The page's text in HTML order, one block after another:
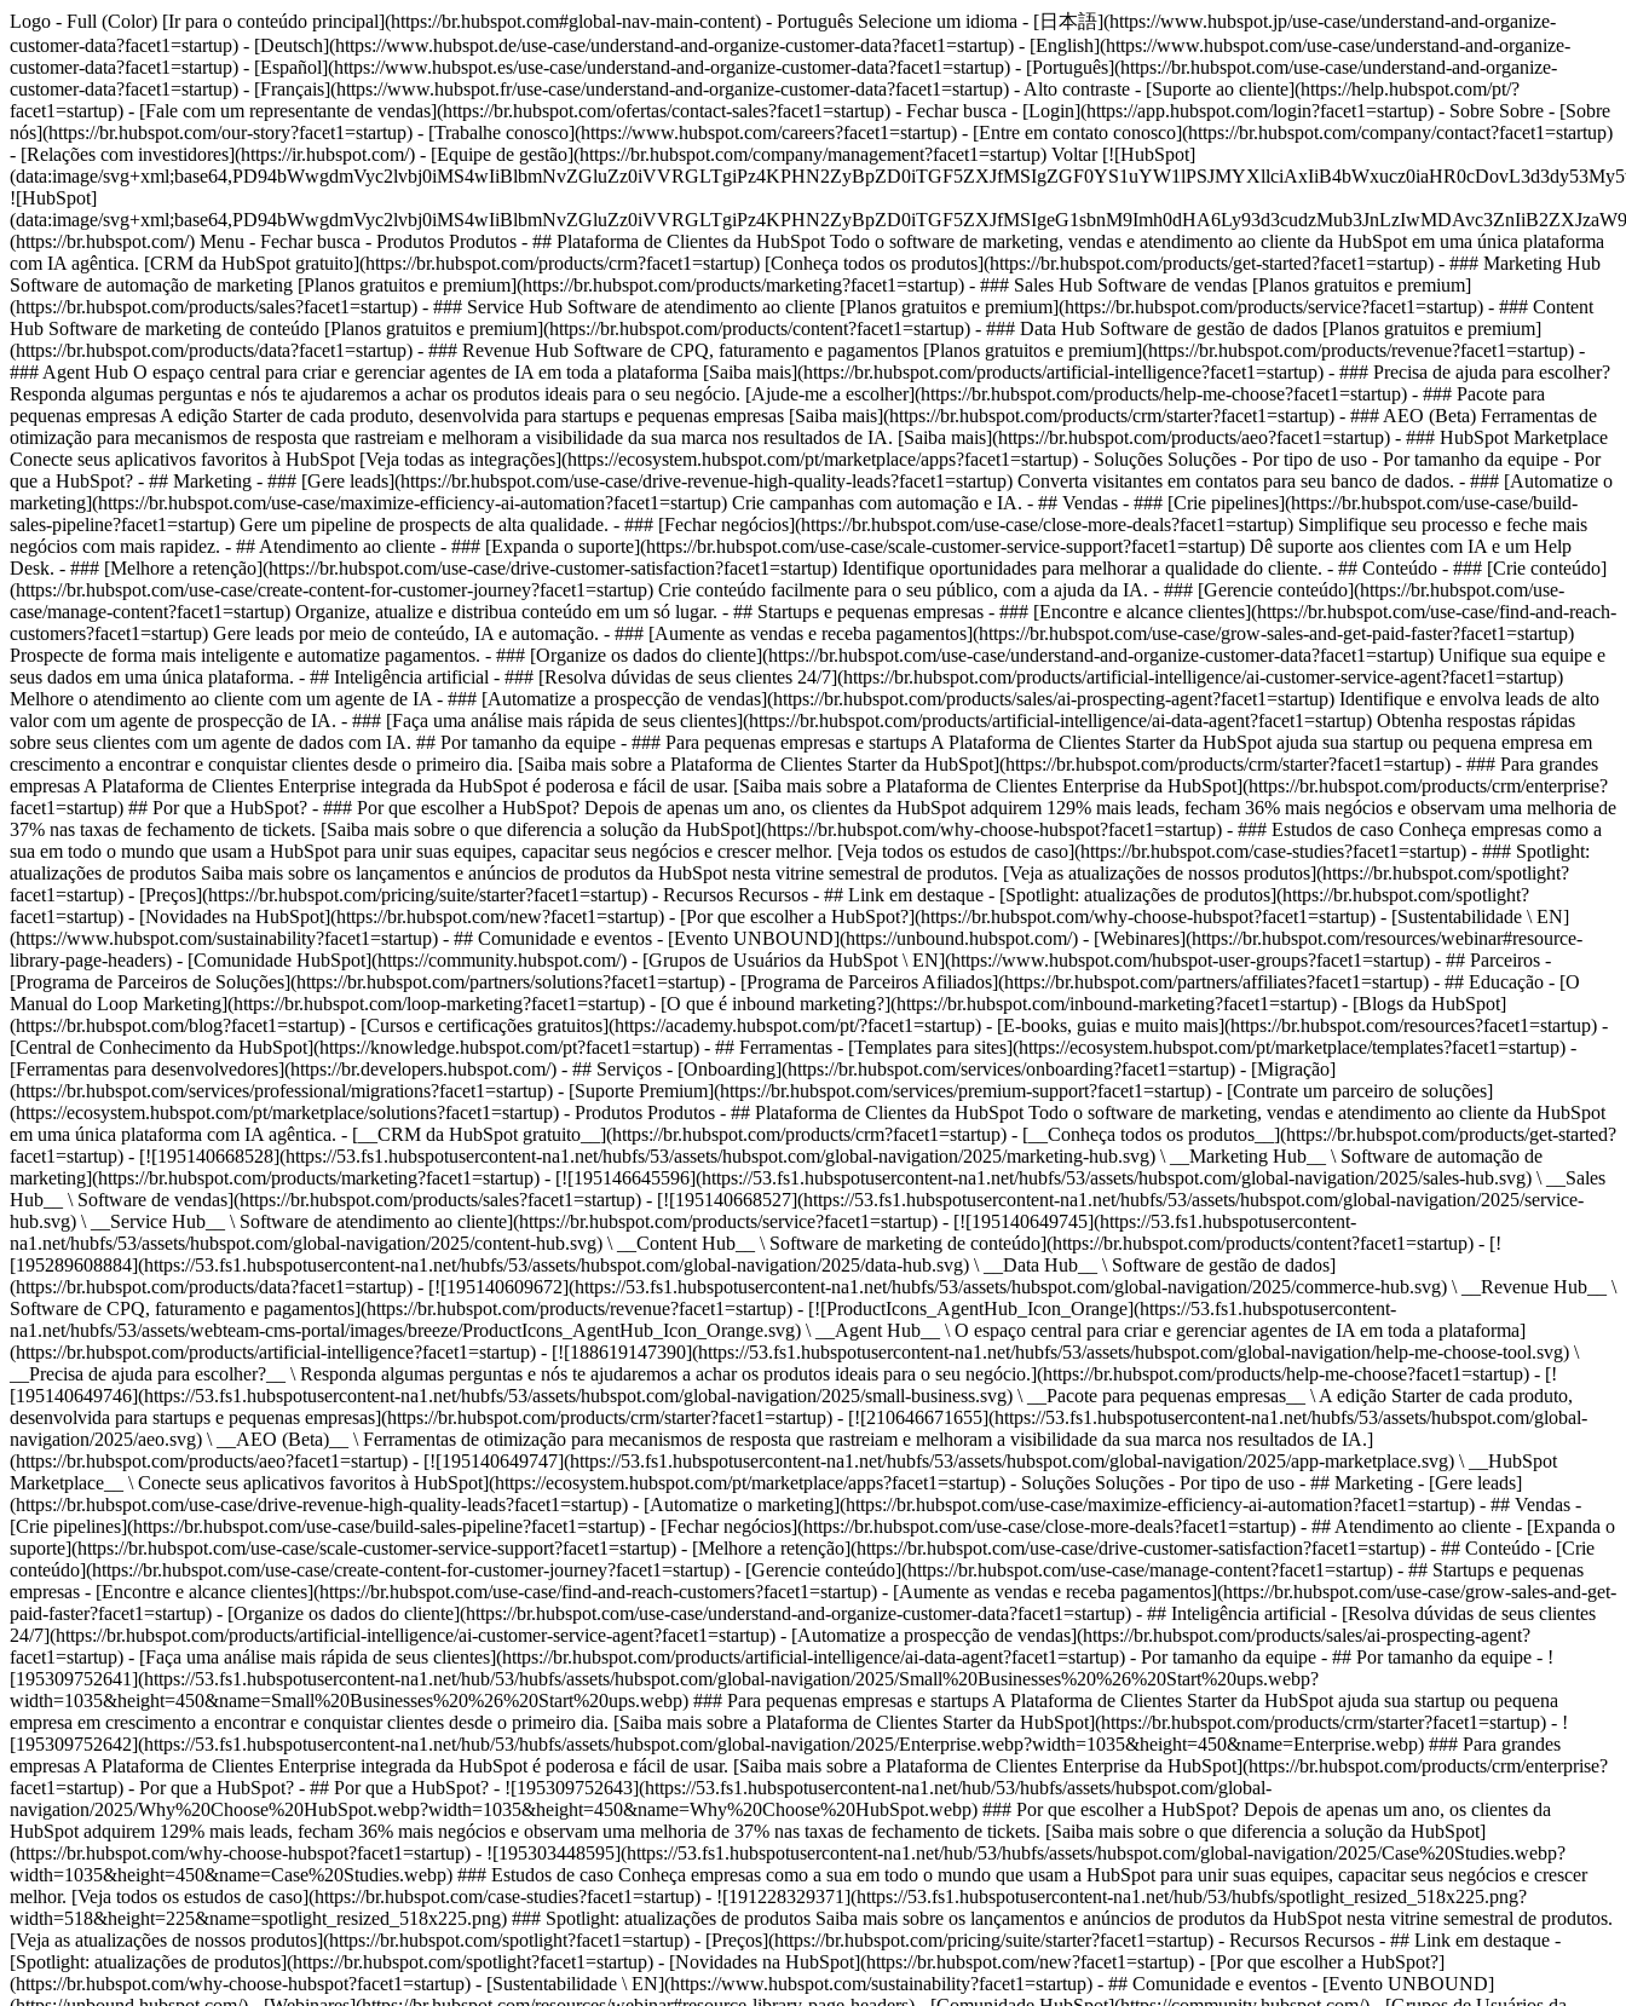
Logo - Full (Color) [Ir para o conteúdo principal](https://br.hubspot.com#global-nav-main-content) - Português Selecione um idioma - [日本語](https://www.hubspot.jp/use-case/understand-and-organize-
customer-data?facet1=startup) - [Deutsch](https://www.hubspot.de/use-case/understand-and-organize-customer-data?facet1=startup) - [English](https://www.hubspot.com/use-case/understand-and-organize-
customer-data?facet1=startup) - [Español](https://www.hubspot.es/use-case/understand-and-organize-customer-data?facet1=startup) - [Português](https://br.hubspot.com/use-case/understand-and-organize-
customer-data?facet1=startup) - [Français](https://www.hubspot.fr/use-case/understand-and-organize-customer-data?facet1=startup) - Alto contraste - [Suporte ao cliente](https://help.hubspot.com/pt/?
facet1=startup) - [Fale com um representante de vendas](https://br.hubspot.com/ofertas/contact-sales?facet1=startup) - Fechar busca - [Login](https://app.hubspot.com/login?facet1=startup) - Sobre Sobre - [Sobre
nós](https://br.hubspot.com/our-story?facet1=startup) - [Trabalhe conosco](https://www.hubspot.com/careers?facet1=startup) - [Entre em contato conosco](https://br.hubspot.com/company/contact?facet1=startup)
- [Relações com investidores](https://ir.hubspot.com/) - [Equipe de gestão](https://br.hubspot.com/company/management?facet1=startup) Voltar [![HubSpot]
(data:image/
![HubSpot]
(data:image/
(https://br.hubspot.com/) Menu - Fechar busca - Produtos Produtos - ## Plataforma de Clientes da HubSpot Todo o software de marketing, vendas e atendimento ao cliente da HubSpot em uma única plataforma
com IA agêntica. [CRM da HubSpot gratuito](https://br.hubspot.com/products/crm?facet1=startup) [Conheça todos os produtos](https://br.hubspot.com/products/get-started?facet1=startup) - ### Marketing Hub
Software de automação de marketing [Planos gratuitos e premium](https://br.hubspot.com/products/marketing?facet1=startup) - ### Sales Hub Software de vendas [Planos gratuitos e premium]
(https://br.hubspot.com/products/sales?facet1=startup) - ### Service Hub Software de atendimento ao cliente [Planos gratuitos e premium](https://br.hubspot.com/products/service?facet1=startup) - ### Content
Hub Software de marketing de conteúdo [Planos gratuitos e premium](https://br.hubspot.com/products/content?facet1=startup) - ### Data Hub Software de gestão de dados [Planos gratuitos e premium]
(https://br.hubspot.com/products/data?facet1=startup) - ### Revenue Hub Software de CPQ, faturamento e pagamentos [Planos gratuitos e premium](https://br.hubspot.com/products/revenue?facet1=startup) -
### Agent Hub O espaço central para criar e gerenciar agentes de IA em toda a plataforma [Saiba mais](https://br.hubspot.com/products/artificial-intelligence?facet1=startup) - ### Precisa de ajuda para escolher?
Responda algumas perguntas e nós te ajudaremos a achar os produtos ideais para o seu negócio. [Ajude-me a escolher](https://br.hubspot.com/products/help-me-choose?facet1=startup) - ### Pacote para
pequenas empresas A edição Starter de cada produto, desenvolvida para startups e pequenas empresas [Saiba mais](https://br.hubspot.com/products/crm/starter?facet1=startup) - ### AEO (Beta) Ferramentas de
otimização para mecanismos de resposta que rastreiam e melhoram a visibilidade da sua marca nos resultados de IA. [Saiba mais](https://br.hubspot.com/products/aeo?facet1=startup) - ### HubSpot Marketplace
Conecte seus aplicativos favoritos à HubSpot [Veja todas as integrações](https://ecosystem.hubspot.com/pt/marketplace/apps?facet1=startup) - Soluções Soluções - Por tipo de uso - Por tamanho da equipe - Por
que a HubSpot? - ## Marketing - ### [Gere leads](https://br.hubspot.com/use-case/drive-revenue-high-quality-leads?facet1=startup) Converta visitantes em contatos para seu banco de dados. - ### [Automatize o
marketing](https://br.hubspot.com/use-case/maximize-efficiency-ai-automation?facet1=startup) Crie campanhas com automação e IA. - ## Vendas - ### [Crie pipelines](https://br.hubspot.com/use-case/build-
sales-pipeline?facet1=startup) Gere um pipeline de prospects de alta qualidade. - ### [Fechar negócios](https://br.hubspot.com/use-case/close-more-deals?facet1=startup) Simplifique seu processo e feche mais
negócios com mais rapidez. - ## Atendimento ao cliente - ### [Expanda o suporte](https://br.hubspot.com/use-case/scale-customer-service-support?facet1=startup) Dê suporte aos clientes com IA e um Help
Desk. - ### [Melhore a retenção](https://br.hubspot.com/use-case/drive-customer-satisfaction?facet1=startup) Identifique oportunidades para melhorar a qualidade do cliente. - ## Conteúdo - ### [Crie conteúdo]
(https://br.hubspot.com/use-case/create-content-for-customer-journey?facet1=startup) Crie conteúdo facilmente para o seu público, com a ajuda da IA. - ### [Gerencie conteúdo](https://br.hubspot.com/use-
case/manage-content?facet1=startup) Organize, atualize e distribua conteúdo em um só lugar. - ## Startups e pequenas empresas - ### [Encontre e alcance clientes](https://br.hubspot.com/use-case/find-and-reach-
customers?facet1=startup) Gere leads por meio de conteúdo, IA e automação. - ### [Aumente as vendas e receba pagamentos](https://br.hubspot.com/use-case/grow-sales-and-get-paid-faster?facet1=startup)
Prospecte de forma mais inteligente e automatize pagamentos. - ### [Organize os dados do cliente](https://br.hubspot.com/use-case/understand-and-organize-customer-data?facet1=startup) Unifique sua equipe e
seus dados em uma única plataforma. - ## Inteligência artificial - ### [Resolva dúvidas de seus clientes 24/7](https://br.hubspot.com/products/artificial-intelligence/ai-customer-service-agent?facet1=startup)
Melhore o atendimento ao cliente com um agente de IA - ### [Automatize a prospecção de vendas](https://br.hubspot.com/products/sales/ai-prospecting-agent?facet1=startup) Identifique e envolva leads de alto
valor com um agente de prospecção de IA. - ### [Faça uma análise mais rápida de seus clientes](https://br.hubspot.com/products/artificial-intelligence/ai-data-agent?facet1=startup) Obtenha respostas rápidas
sobre seus clientes com um agente de dados com IA. ## Por tamanho da equipe - ### Para pequenas empresas e startups A Plataforma de Clientes Starter da HubSpot ajuda sua startup ou pequena empresa em
crescimento a encontrar e conquistar clientes desde o primeiro dia. [Saiba mais sobre a Plataforma de Clientes Starter da HubSpot](https://br.hubspot.com/products/crm/starter?facet1=startup) - ### Para grandes
empresas A Plataforma de Clientes Enterprise integrada da HubSpot é poderosa e fácil de usar. [Saiba mais sobre a Plataforma de Clientes Enterprise da HubSpot](https://br.hubspot.com/products/crm/enterprise?
facet1=startup) ## Por que a HubSpot? - ### Por que escolher a HubSpot? Depois de apenas um ano, os clientes da HubSpot adquirem 129% mais leads, fecham 36% mais negócios e observam uma melhoria de
37% nas taxas de fechamento de tickets. [Saiba mais sobre o que diferencia a solução da HubSpot](https://br.hubspot.com/why-choose-hubspot?facet1=startup) - ### Estudos de caso Conheça empresas como a
sua em todo o mundo que usam a HubSpot para unir suas equipes, capacitar seus negócios e crescer melhor. [Veja todos os estudos de caso](https://br.hubspot.com/case-studies?facet1=startup) - ### Spotlight:
atualizações de produtos Saiba mais sobre os lançamentos e anúncios de produtos da HubSpot nesta vitrine semestral de produtos. [Veja as atualizações de nossos produtos](https://br.hubspot.com/spotlight?
facet1=startup) - [Preços](https://br.hubspot.com/pricing/suite/starter?facet1=startup) - Recursos Recursos - ## Link em destaque - [Spotlight: atualizações de produtos](https://br.hubspot.com/spotlight?
facet1=startup) - [Novidades na HubSpot](https://br.hubspot.com/new?facet1=startup) - [Por que escolher a HubSpot?](https://br.hubspot.com/why-choose-hubspot?facet1=startup) - [Sustentabilidade \ EN]
(https://www.hubspot.com/sustainability?facet1=startup) - ## Comunidade e eventos - [Evento UNBOUND](https://unbound.hubspot.com/) - [Webinares](https://br.hubspot.com/resources/webinar#resource-
library-page-headers) - [Comunidade HubSpot](https://community.hubspot.com/) - [Grupos de Usuários da HubSpot \ EN](https://www.hubspot.com/hubspot-user-groups?facet1=startup) - ## Parceiros -
[Programa de Parceiros de Soluções](https://br.hubspot.com/partners/solutions?facet1=startup) - [Programa de Parceiros Afiliados](https://br.hubspot.com/partners/affiliates?facet1=startup) - ## Educação - [O
Manual do Loop Marketing](https://br.hubspot.com/loop-marketing?facet1=startup) - [O que é inbound marketing?](https://br.hubspot.com/inbound-marketing?facet1=startup) - [Blogs da HubSpot]
(https://br.hubspot.com/blog?facet1=startup) - [Cursos e certificações gratuitos](https://academy.hubspot.com/pt/?facet1=startup) - [E-books, guias e muito mais](https://br.hubspot.com/resources?facet1=startup) -
[Central de Conhecimento da HubSpot](https://knowledge.hubspot.com/pt?facet1=startup) - ## Ferramentas - [Templates para sites](https://ecosystem.hubspot.com/pt/marketplace/templates?facet1=startup) -
[Ferramentas para desenvolvedores](https://br.developers.hubspot.com/) - ## Serviços - [Onboarding](https://br.hubspot.com/services/onboarding?facet1=startup) - [Migração]
(https://br.hubspot.com/services/professional/migrations?facet1=startup) - [Suporte Premium](https://br.hubspot.com/services/premium-support?facet1=startup) - [Contrate um parceiro de soluções]
(https://ecosystem.hubspot.com/pt/marketplace/solutions?facet1=startup) - Produtos Produtos - ## Plataforma de Clientes da HubSpot Todo o software de marketing, vendas e atendimento ao cliente da HubSpot em uma única plataforma com IA agêntica. - [__CRM da HubSpot gratuito__](https://br.hubspot.com/products/crm?facet1=startup) - [__Conheça todos os produtos__](https://br.hubspot.com/products/get-started?facet1=startup) - [![195140668528](https://53.fs1.hubspotusercontent-na1.net/hubfs/53/assets/hubspot.com/global-navigation/2025/marketing-hub.svg) \ __Marketing Hub__ \ Software de automação de marketing](https://br.hubspot.com/products/marketing?facet1=startup) - [![195146645596](https://53.fs1.hubspotusercontent-na1.net/hubfs/53/assets/hubspot.com/global-navigation/2025/sales-hub.svg) \ __Sales Hub__ \ Software de vendas](https://br.hubspot.com/products/sales?facet1=startup) - [![195140668527](https://53.fs1.hubspotusercontent-na1.net/hubfs/53/assets/hubspot.com/global-navigation/2025/service-hub.svg) \ __Service Hub__ \ Software de atendimento ao cliente](https://br.hubspot.com/products/service?facet1=startup) - [![195140649745](https://53.fs1.hubspotusercontent-na1.net/hubfs/53/assets/hubspot.com/global-navigation/2025/content-hub.svg) \ __Content Hub__ \ Software de marketing de conteúdo](https://br.hubspot.com/products/content?facet1=startup) - [![195289608884](https://53.fs1.hubspotusercontent-na1.net/hubfs/53/assets/hubspot.com/global-navigation/2025/data-hub.svg) \ __Data Hub__ \ Software de gestão de dados](https://br.hubspot.com/products/data?facet1=startup) - [![195140609672](https://53.fs1.hubspotusercontent-na1.net/hubfs/53/assets/hubspot.com/global-navigation/2025/commerce-hub.svg) \ __Revenue Hub__ \ Software de CPQ, faturamento e pagamentos](https://br.hubspot.com/products/revenue?facet1=startup) - [![ProductIcons_AgentHub_Icon_Orange](https://53.fs1.hubspotusercontent-na1.net/hubfs/53/assets/webteam-cms-portal/images/breeze/ProductIcons_AgentHub_Icon_Orange.svg) \ __Agent Hub__ \ O espaço central para criar e gerenciar agentes de IA em toda a plataforma](https://br.hubspot.com/products/artificial-intelligence?facet1=startup) - [![188619147390](https://53.fs1.hubspotusercontent-na1.net/hubfs/53/assets/hubspot.com/global-navigation/help-me-choose-tool.svg) \ __Precisa de ajuda para escolher?__ \ Responda algumas perguntas e nós te ajudaremos a achar os produtos ideais para o seu negócio.](https://br.hubspot.com/products/help-me-choose?facet1=startup) - [![195140649746](https://53.fs1.hubspotusercontent-na1.net/hubfs/53/assets/hubspot.com/global-navigation/2025/small-business.svg) \ __Pacote para pequenas empresas__ \ A edição Starter de cada produto, desenvolvida para startups e pequenas empresas](https://br.hubspot.com/products/crm/starter?facet1=startup) - [![210646671655](https://53.fs1.hubspotusercontent-na1.net/hubfs/53/assets/hubspot.com/global-navigation/2025/aeo.svg) \ __AEO (Beta)__ \ Ferramentas de otimização para mecanismos de resposta que rastreiam e melhoram a visibilidade da sua marca nos resultados de IA.](https://br.hubspot.com/products/aeo?facet1=startup) - [![195140649747](https://53.fs1.hubspotusercontent-na1.net/hubfs/53/assets/hubspot.com/global-navigation/2025/app-marketplace.svg) \ __HubSpot Marketplace__ \ Conecte seus aplicativos favoritos à HubSpot](https://ecosystem.hubspot.com/pt/marketplace/apps?facet1=startup) - Soluções Soluções - Por tipo de uso - ## Marketing - [Gere leads](https://br.hubspot.com/use-case/drive-revenue-high-quality-leads?facet1=startup) - [Automatize o marketing](https://br.hubspot.com/use-case/maximize-efficiency-ai-automation?facet1=startup) - ## Vendas - [Crie pipelines](https://br.hubspot.com/use-case/build-sales-pipeline?facet1=startup) - [Fechar negócios](https://br.hubspot.com/use-case/close-more-deals?facet1=startup) - ## Atendimento ao cliente - [Expanda o suporte](https://br.hubspot.com/use-case/scale-customer-service-support?facet1=startup) - [Melhore a retenção](https://br.hubspot.com/use-case/drive-customer-satisfaction?facet1=startup) - ## Conteúdo - [Crie conteúdo](https://br.hubspot.com/use-case/create-content-for-customer-journey?facet1=startup) - [Gerencie conteúdo](https://br.hubspot.com/use-case/manage-content?facet1=startup) - ## Startups e pequenas empresas - [Encontre e alcance clientes](https://br.hubspot.com/use-case/find-and-reach-customers?facet1=startup) - [Aumente as vendas e receba pagamentos](https://br.hubspot.com/use-case/grow-sales-and-get-paid-faster?facet1=startup) - [Organize os dados do cliente](https://br.hubspot.com/use-case/understand-and-organize-customer-data?facet1=startup) - ## Inteligência artificial - [Resolva dúvidas de seus clientes 24/7](https://br.hubspot.com/products/artificial-intelligence/ai-customer-service-agent?facet1=startup) - [Automatize a prospecção de vendas](https://br.hubspot.com/products/sales/ai-prospecting-agent?facet1=startup) - [Faça uma análise mais rápida de seus clientes](https://br.hubspot.com/products/artificial-intelligence/ai-data-agent?facet1=startup) - Por tamanho da equipe - ## Por tamanho da equipe - ![195309752641](https://53.fs1.hubspotusercontent-na1.net/hub/53/hubfs/assets/hubspot.com/global-navigation/2025/Small%20Businesses%20%26%20Start%20ups.webp?width=1035&height=450&name=Small%20Businesses%20%26%20Start%20ups.webp) ### Para pequenas empresas e startups A Plataforma de Clientes Starter da HubSpot ajuda sua startup ou pequena empresa em crescimento a encontrar e conquistar clientes desde o primeiro dia. [Saiba mais sobre a Plataforma de Clientes Starter da HubSpot](https://br.hubspot.com/products/crm/starter?facet1=startup) - ![195309752642](https://53.fs1.hubspotusercontent-na1.net/hub/53/hubfs/assets/hubspot.com/global-navigation/2025/Enterprise.webp?width=1035&height=450&name=Enterprise.webp) ### Para grandes empresas A Plataforma de Clientes Enterprise integrada da HubSpot é poderosa e fácil de usar. [Saiba mais sobre a Plataforma de Clientes Enterprise da HubSpot](https://br.hubspot.com/products/crm/enterprise?facet1=startup) - Por que a HubSpot? - ## Por que a HubSpot? - ![195309752643](https://53.fs1.hubspotusercontent-na1.net/hub/53/hubfs/assets/hubspot.com/global-navigation/2025/Why%20Choose%20HubSpot.webp?width=1035&height=450&name=Why%20Choose%20HubSpot.webp) ### Por que escolher a HubSpot? Depois de apenas um ano, os clientes da HubSpot adquirem 129% mais leads, fecham 36% mais negócios e observam uma melhoria de 37% nas taxas de fechamento de tickets. [Saiba mais sobre o que diferencia a solução da HubSpot](https://br.hubspot.com/why-choose-hubspot?facet1=startup) - ![195303448595](https://53.fs1.hubspotusercontent-na1.net/hub/53/hubfs/assets/hubspot.com/global-navigation/2025/Case%20Studies.webp?width=1035&height=450&name=Case%20Studies.webp) ### Estudos de caso Conheça empresas como a sua em todo o mundo que usam a HubSpot para unir suas equipes, capacitar seus negócios e crescer melhor. [Veja todos os estudos de caso](https://br.hubspot.com/case-studies?facet1=startup) - ![191228329371](https://53.fs1.hubspotusercontent-na1.net/hub/53/hubfs/spotlight_resized_518x225.png?width=518&height=225&name=spotlight_resized_518x225.png) ### Spotlight: atualizações de produtos Saiba mais sobre os lançamentos e anúncios de produtos da HubSpot nesta vitrine semestral de produtos. [Veja as atualizações de nossos produtos](https://br.hubspot.com/spotlight?facet1=startup) - [Preços](https://br.hubspot.com/pricing/suite/starter?facet1=startup) - Recursos Recursos - ## Link em destaque - [Spotlight: atualizações de produtos](https://br.hubspot.com/spotlight?facet1=startup) - [Novidades na HubSpot](https://br.hubspot.com/new?facet1=startup) - [Por que escolher a HubSpot?](https://br.hubspot.com/why-choose-hubspot?facet1=startup) - [Sustentabilidade \ EN](https://www.hubspot.com/sustainability?facet1=startup) - ## Comunidade e eventos - [Evento UNBOUND](https://unbound.hubspot.com/) - [Webinares](https://br.hubspot.com/resources/webinar#resource-library-page-headers) - [Comunidade HubSpot](https://community.hubspot.com/) - [Grupos de Usuários da HubSpot \ EN](https://www.hubspot.com/hubspot-user-groups?facet1=startup) - ## Parceiros - [Programa de Parceiros de Soluções](https://br.hubspot.com/partners/solutions?facet1=startup) - [Programa de Parceiros Afiliados](https://br.hubspot.com/partners/affiliates?facet1=startup) - ## Educação - [O Manual do Loop Marketing](https://br.hubspot.com/loop-marketing?facet1=startup) - [O que é inbound marketing?](https://br.hubspot.com/inbound-marketing?facet1=startup) - [Blogs da HubSpot](https://br.hubspot.com/blog?facet1=startup) - [Cursos e certificações gratuitos](https://academy.hubspot.com/pt/?facet1=startup) - [E-books, guias e muito mais](https://br.hubspot.com/resources?facet1=startup) - [Central de Conhecimento da HubSpot](https://knowledge.hubspot.com/pt?facet1=startup) - ## Ferramentas - [Templates para sites](https://ecosystem.hubspot.com/pt/marketplace/templates?facet1=startup) - [Ferramentas para desenvolvedores](https://br.developers.hubspot.com/) - ## Serviços - [Onboarding](https://br.hubspot.com/services/o